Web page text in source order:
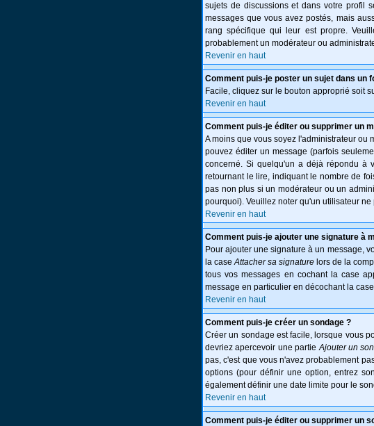
sujets de discussions et dans votre profil
messages que vous avez postés, mais
rang spécifique qui leur est propre.
probablement un modérateur ou
Revenir en haut
Comment puis-je poster un sujet dans un
Facile, cliquez sur le bouton approprié soit
Revenir en haut
Comment puis-je éditer ou supprimer un
A moins que vous soyez l'administrateur ou
pouvez éditer un message (parfois
concerné. Si quelqu'un a déjà répondu à
retournant le lire, indiquant le nombre de
pas non plus si un modérateur ou un
pourquoi). Veuillez noter qu'un utilisateur
Revenir en haut
Comment puis-je ajouter une signature à
Pour ajouter une signature à un message,
la caseAttacher sa signature lors de la
tous vos messages en cochant la case
message en particulier en décochant la
Revenir en haut
Comment puis-je créer un sondage ?
Créer un sondage est facile, lorsque vous
devriez apercevoir une partieAjouter un
pas, c'est que vous n'avez probablement
options (pour définir une option, entrez
également définir une date limite pour le
Revenir en haut
Comment puis-je éditer ou supprimer un